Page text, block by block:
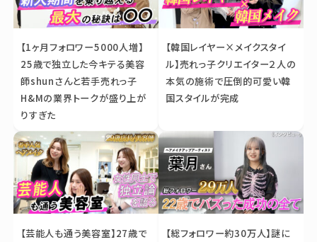
【1ヶ月フォロワー5000人増】
25歳で独立した今キテる美容
師shunさんと若手売れっ子
H&Mの業界トークが盛り上が
りすぎた
【韓国レイヤー×メイクスタイ
ル】売れっ子クリエイター２人の
本気の施術で圧倒的可愛い韓
国スタイルが完成
【芸能人も通う美容室】27歳で
【総フォロワー約30万人】謎に